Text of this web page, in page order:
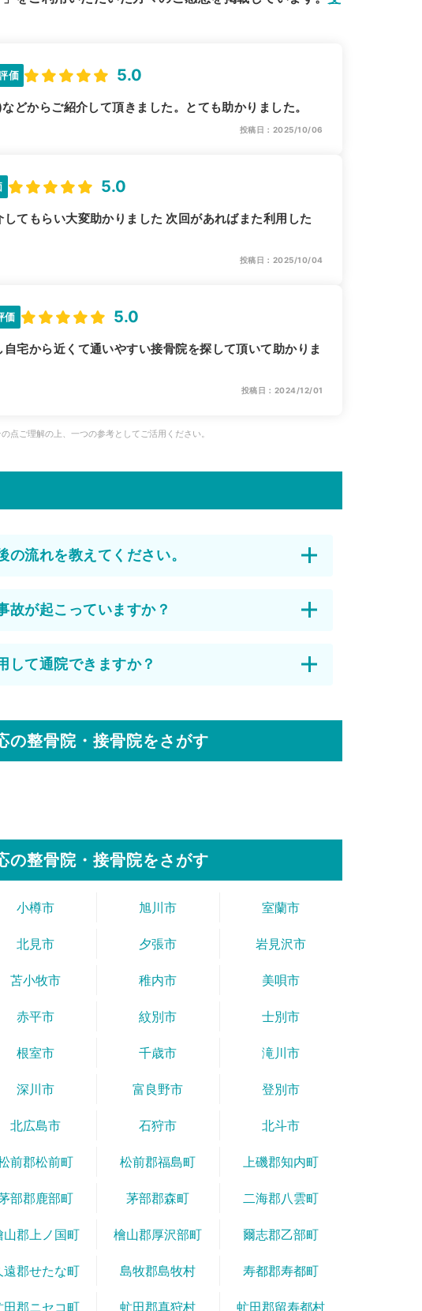
価 5.0
どからご紹介して頂きました。とても助かりました。
投稿日：2025/10/06
5.0
てもらい大変助かりました 次回があればまた利用した
投稿日：2025/10/04
価 5.0
宅から近くて通いやすい接骨院を探して頂いて助かりま
投稿日：2024/12/01
点ご理解の上、一つの参考としてご活用ください。
流れを教えてください。
故が起こっていますか？
して通院できますか？
の整骨院・接骨院をさがす
の整骨院・接骨院をさがす
小樽市 旭川市 室蘭市
北見市 夕張市 岩見沢市
苫小牧市 稚内市 美唄市
赤平市 紋別市 士別市
根室市 千歳市 滝川市
深川市 富良野市 登別市
北広島市 石狩市 北斗市
前郡松前町 松前郡福島町 上磯郡知内町
部郡鹿部町 茅部郡森町 二海郡八雲町
山郡上ノ国町 檜山郡厚沢部町 爾志郡乙部町
遠郡せたな町 島牧郡島牧村 寿都郡寿都町
田郡ニセコ町 虻田郡真狩村 虻田郡留寿都村